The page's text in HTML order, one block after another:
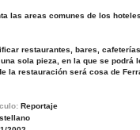
las areas comunes de los hoteles.
restaurantes, bares,
sola pieza, en la que se podrá
la restauración será cosa de
Reportaje